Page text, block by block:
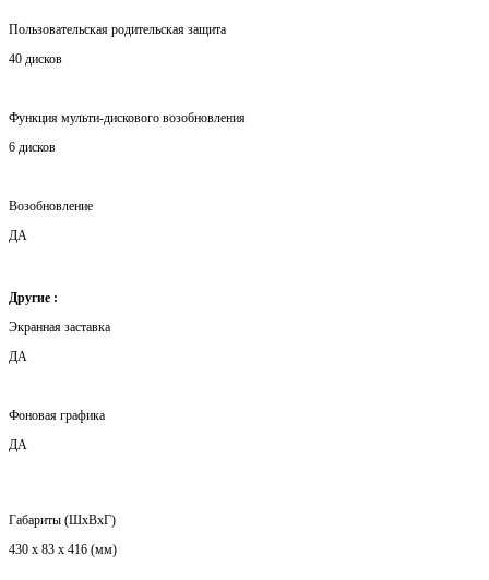
Пользовательская родительская защита
40 дисков
Функция мульти-дискового возобновления
6 дисков
Возобновление
ДА
Другие :
Экранная заставка
ДА
Фоновая графика
ДА
Габариты (ШxВxГ)
430 x 83 x 416 (мм)